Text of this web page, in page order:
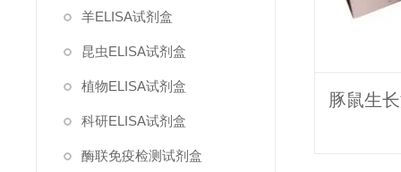
羊ELISA试剂盒
昆虫ELISA试剂盒
植物ELISA试剂盒
科研ELISA试剂盒
酶联免疫检测试剂盒